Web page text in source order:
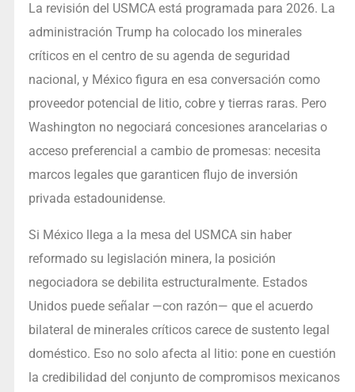
La revisión del USMCA está programada para 2026. La
administración Trump ha colocado los minerales
críticos en el centro de su agenda de seguridad
nacional, y México figura en esa conversación como
proveedor potencial de litio, cobre y tierras raras. Pero
Washington no negociará concesiones arancelarias o
acceso preferencial a cambio de promesas: necesita
marcos legales que garanticen flujo de inversión
privada estadounidense.
Si México llega a la mesa del USMCA sin haber
reformado su legislación minera, la posición
negociadora se debilita estructuralmente. Estados
Unidos puede señalar —con razón— que el acuerdo
bilateral de minerales críticos carece de sustento legal
doméstico. Eso no solo afecta al litio: pone en cuestión
la credibilidad del conjunto de compromisos mexicanos